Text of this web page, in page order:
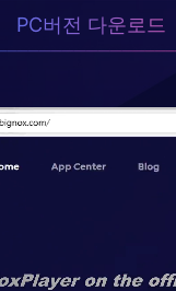
PC버전 다운로드